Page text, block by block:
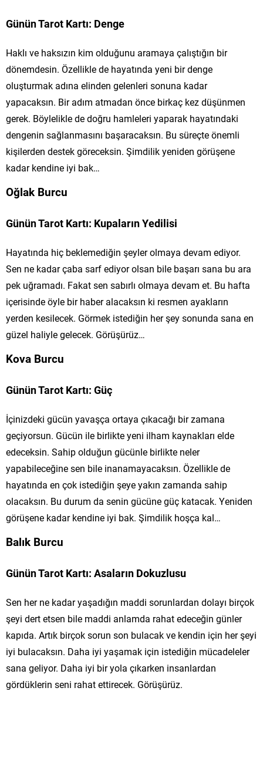
Günün Tarot Kartı: Denge
Haklı ve haksızın kim olduğunu aramaya çalıştığın bir
dönemdesin. Özellikle de hayatında yeni bir denge
oluşturmak adına elinden gelenleri sonuna kadar
yapacaksın. Bir adım atmadan önce birkaç kez düşünmen
gerek. Böylelikle de doğru hamleleri yaparak hayatındaki
dengenin sağlanmasını başaracaksın. Bu süreçte önemli
kişilerden destek göreceksin. Şimdilik yeniden görüşene
kadar kendine iyi bak…
Oğlak Burcu
Günün Tarot Kartı: Kupaların Yedilisi
Hayatında hiç beklemediğin şeyler olmaya devam ediyor.
Sen ne kadar çaba sarf ediyor olsan bile başarı sana bu ara
pek uğramadı. Fakat sen sabırlı olmaya devam et. Bu hafta
içerisinde öyle bir haber alacaksın ki resmen ayakların
yerden kesilecek. Görmek istediğin her şey sonunda sana en
güzel haliyle gelecek. Görüşürüz…
Kova Burcu
Günün Tarot Kartı: Güç
İçinizdeki gücün yavaşça ortaya çıkacağı bir zamana
geçiyorsun. Gücün ile birlikte yeni ilham kaynakları elde
edeceksin. Sahip olduğun gücünle birlikte neler
yapabileceğine sen bile inanamayacaksın. Özellikle de
hayatında en çok istediğin şeye yakın zamanda sahip
olacaksın. Bu durum da senin gücüne güç katacak. Yeniden
görüşene kadar kendine iyi bak. Şimdilik hoşça kal…
Balık Burcu
Günün Tarot Kartı: Asaların Dokuzlusu
Sen her ne kadar yaşadığın maddi sorunlardan dolayı birçok
şeyi dert etsen bile maddi anlamda rahat edeceğin günler
kapıda. Artık birçok sorun son bulacak ve kendin için her şeyi
iyi bulacaksın. Daha iyi yaşamak için istediğin mücadeleler
sana geliyor. Daha iyi bir yola çıkarken insanlardan
gördüklerin seni rahat ettirecek. Görüşürüz.